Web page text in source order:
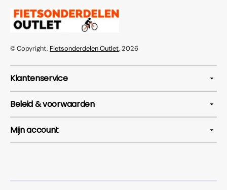
© Copyright, Fietsonderdelen Outlet, 2026
Klantenservice
Beleid & voorwaarden
Mijn account